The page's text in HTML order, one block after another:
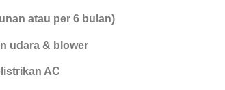
atau per 6 bulan)
udara & blower
AC